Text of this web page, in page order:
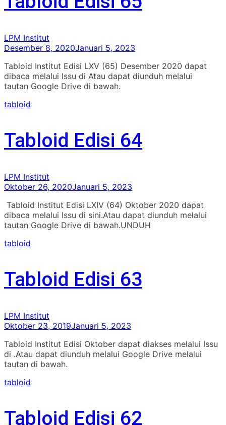
LPM Institut
Desember 8, 2020Januari 5, 2023
Tabloid Institut Edisi LXV (65) Desember 2020 dapat
dibaca melalui Issu di Atau dapat diunduh melalui
tautan Google Drive di bawah.
tabloid
Tabloid Edisi 64
LPM Institut
Oktober 26, 2020Januari 5, 2023
Tabloid Institut Edisi LXIV (64) Oktober 2020 dapat
dibaca melalui Issu di sini.Atau dapat diunduh melalui
tautan Google Drive di bawah.UNDUH
tabloid
Tabloid Edisi 63
LPM Institut
Oktober 23, 2019Januari 5, 2023
Tabloid Institut Edisi Oktober dapat diakses melalui Issu
di .Atau dapat diunduh melalui Google Drive melalui
tautan di bawah.
tabloid
Tabloid Edisi 62